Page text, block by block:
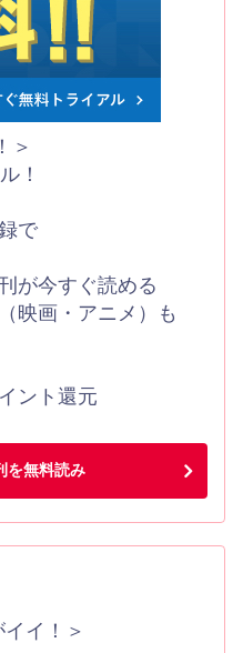
＞
！
で
が今すぐ読める
映画・アニメ）も
ント還元
を無料読み
イ！＞